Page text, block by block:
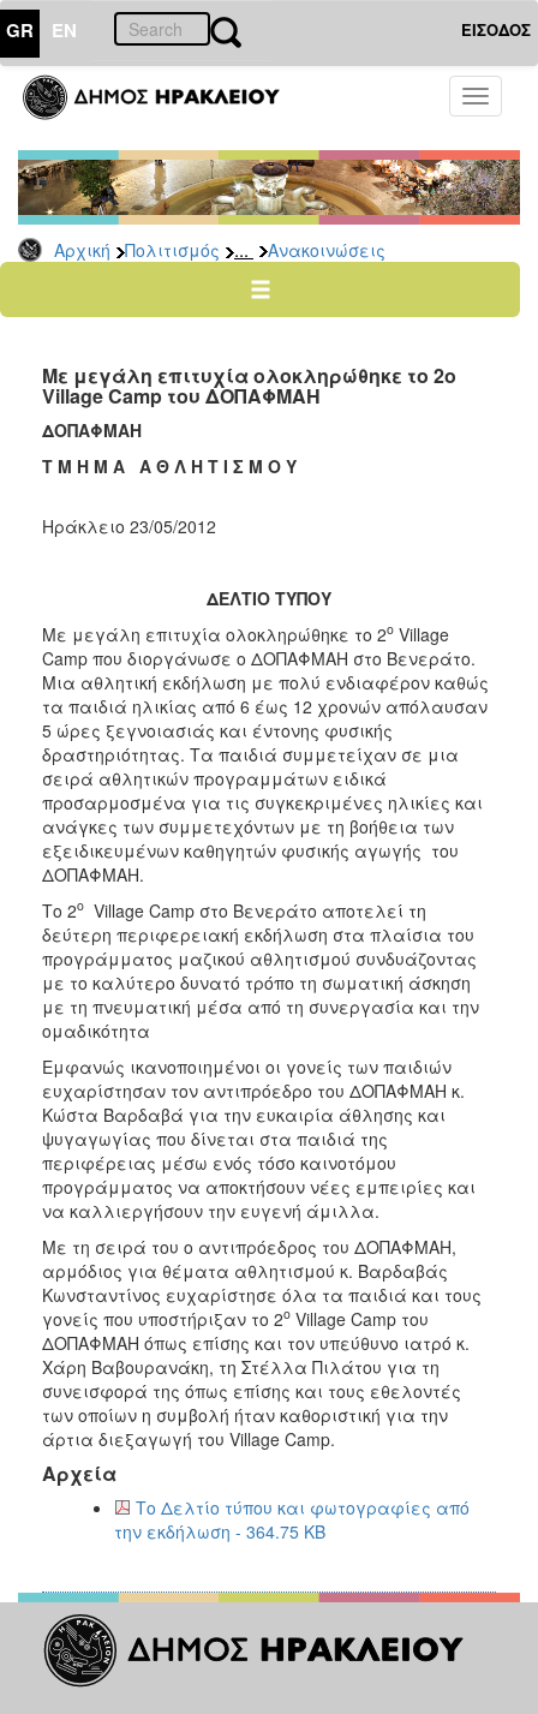
GR EN ΕΙΣΟΔΟΣ
Toggle
Αρχική Πολιτισμός ... Ανακοινώσεις
ΠΟΛΙΤΙΣΜΟΣ
Ποδήλατα
ΤΟΠΟΣ
ΔΗΜΟΣ
ΠΟΛΗ
Με μεγάλη επιτυχία ολοκληρώθηκε το 2ο
Village Camp του ΔΟΠΑΦΜΑΗ
ΔΟΠΑΦΜΑΗ
Τ Μ Η Μ Α Α Θ Λ Η Τ Ι Σ Μ Ο Υ
Ηράκλειο 23/05/2012
ΔΕΛΤΙΟ ΤΥΠΟΥ
Με μεγάλη επιτυχία ολοκληρώθηκε το 2ο Village
Camp που διοργάνωσε ο ΔΟΠΑΦΜΑΗ στο Βενεράτο.
Μια αθλητική εκδήλωση με πολύ ενδιαφέρον καθώς
τα παιδιά ηλικίας από 6 έως 12 χρονών απόλαυσαν
5 ώρες ξεγνοιασιάς και έντονης φυσικής
δραστηριότητας. Τα παιδιά συμμετείχαν σε μια
σειρά αθλητικών προγραμμάτων ειδικά
προσαρμοσμένα για τις συγκεκριμένες ηλικίες και
ανάγκες των συμμετεχόντων με τη βοήθεια των
εξειδικευμένων καθηγητών φυσικής αγωγής του
ΔΟΠΑΦΜΑΗ.
Το 2ο Village Camp στο Βενεράτο αποτελεί τη
δεύτερη περιφερειακή εκδήλωση στα πλαίσια του
προγράμματος μαζικού αθλητισμού συνδυάζοντας
με το καλύτερο δυνατό τρόπο τη σωματική άσκηση
με τη πνευματική μέσα από τη συνεργασία και την
ομαδικότητα
Εμφανώς ικανοποιημένοι οι γονείς των παιδιών
ευχαρίστησαν τον αντιπρόεδρο του ΔΟΠΑΦΜΑΗ κ.
Κώστα Βαρδαβά για την ευκαιρία άθλησης και
ψυγαγωγίας που δίνεται στα παιδιά της
περιφέρειας μέσω ενός τόσο καινοτόμου
προγράμματος να αποκτήσουν νέες εμπειρίες και
να καλλιεργήσουν την ευγενή άμιλλα.
Με τη σειρά του ο αντιπρόεδρος του ΔΟΠΑΦΜΑΗ,
αρμόδιος για θέματα αθλητισμού κ. Βαρδαβάς
Κωνσταντίνος ευχαρίστησε όλα τα παιδιά και τους
γονείς που υποστήριξαν το 2ο Village Camp του
ΔΟΠΑΦΜΑΗ όπως επίσης και τον υπεύθυνο ιατρό κ.
Χάρη Βαβουρανάκη, τη Στέλλα Πιλάτου για τη
συνεισφορά της όπως επίσης και τους εθελοντές
των οποίων η συμβολή ήταν καθοριστική για την
άρτια διεξαγωγή του Village Camp.
Αρχεία
Το Δελτίο τύπου και φωτογραφίες από
την εκδήλωση - 364.75 KB